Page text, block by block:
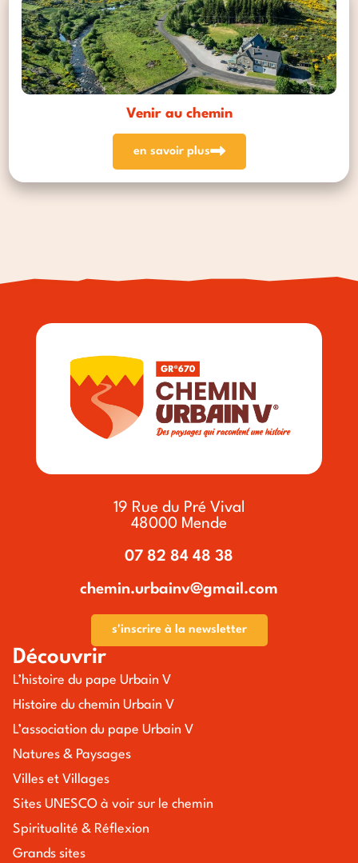
Venir au chemin
en savoir plus
19 Rue du Pré Vival
48000 Mende
07 82 84 48 38
chemin.urbainv@gmail.com
s'inscrire à la newsletter
Découvrir
L’histoire du pape Urbain V
Histoire du chemin Urbain V
L’association du pape Urbain V
Natures & Paysages
Villes et Villages
Sites UNESCO à voir sur le chemin
Spiritualité & Réflexion
Grands sites